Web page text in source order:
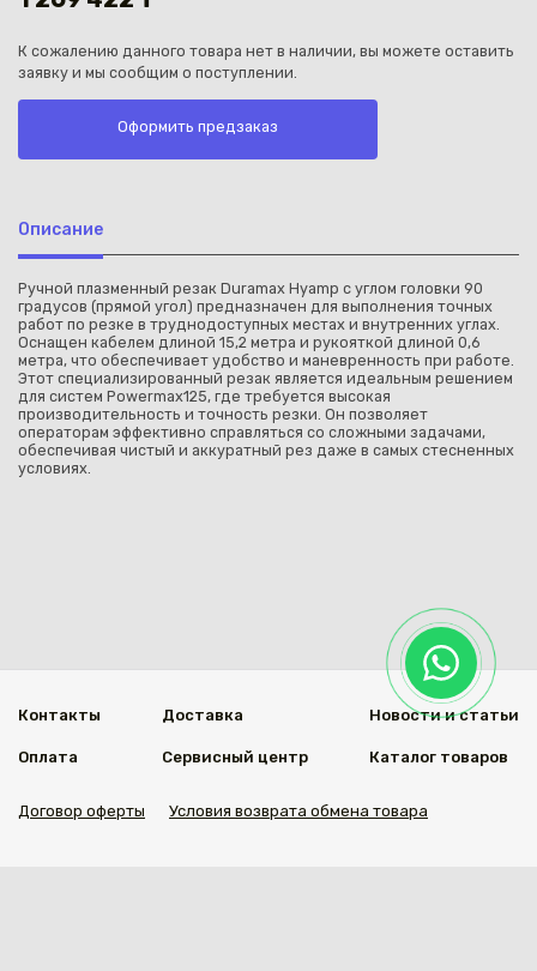
Каз
К сожалению данного товара нет в наличии, вы можете оставить
заявку и мы сообщим о поступлении.
Оформить предзаказ
Описание
Ручной плазменный резак Duramax Hyamp с углом головки 90
градусов (прямой угол) предназначен для выполнения точных
работ по резке в труднодоступных местах и внутренних углах.
Оснащен кабелем длиной 15,2 метра и рукояткой длиной 0,6
метра, что обеспечивает удобство и маневренность при работе.
Этот специализированный резак является идеальным решением
для систем Powermax125, где требуется высокая
производительность и точность резки. Он позволяет
операторам эффективно справляться со сложными задачами,
обеспечивая чистый и аккуратный рез даже в самых стесненных
условиях.
Контакты
Оплата
Доставка
Сервисный центр
Новости и статьи
Каталог товаров
Договор оферты Условия возврата обмена товара